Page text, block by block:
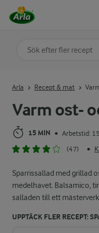
Varm ost-
15 MIN • Arbetstid:
(47)
•
Sparrissallad med grillad
medelhavet. Balsamico,
salladen till ett
UPPTÄCK FLER RECEPT:
Arla Recept & mat
Sök på kategori eller